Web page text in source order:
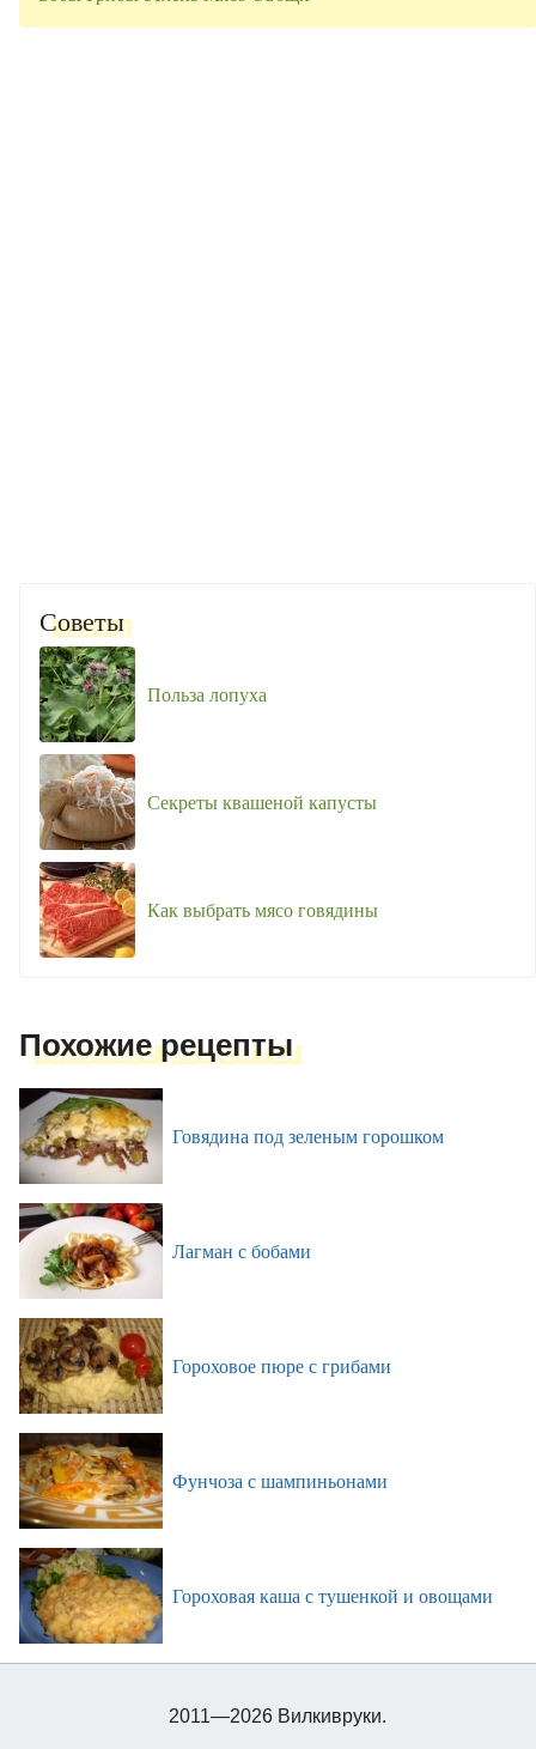
Советы
Польза лопуха
Секреты квашеной капусты
Как выбрать мясо говядины
Похожие рецепты
Говядина под зеленым горошком
Лагман с бобами
Гороховое пюре с грибами
Фунчоза с шампиньонами
Гороховая каша с тушенкой и овощами
2011—2026 Вилкивруки.